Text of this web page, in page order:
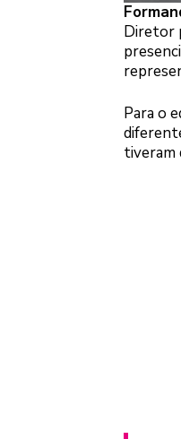
Diretor
Para o
tiveram